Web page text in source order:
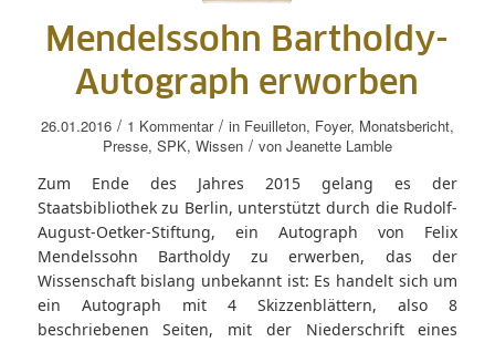
Mendelssohn Bartholdy-
Autograph erworben
26.01.2016 / 1 Kommentar / in Feuilleton, Foyer, Monatsbericht,
Presse, SPK, Wissen / von Jeanette Lamble
Zum Ende des Jahres 2015 gelang es der
Staatsbibliothek zu Berlin, unterstützt durch die Rudolf-
August-Oetker-Stiftung, ein Autograph von Felix
Mendelssohn Bartholdy zu erwerben, das der
Wissenschaft bislang unbekannt ist: Es handelt sich um
ein Autograph mit 4 Skizzenblättern, also 8
beschriebenen Seiten, mit der Niederschrift eines